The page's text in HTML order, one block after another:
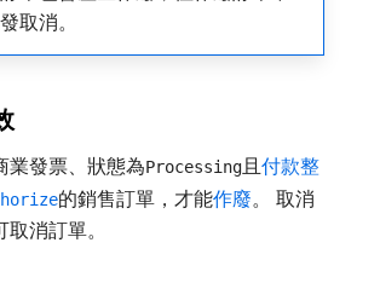
取消。
業發票、狀態為Processing且 付款整
的銷售訂單，才能作廢。 取消
消訂單。